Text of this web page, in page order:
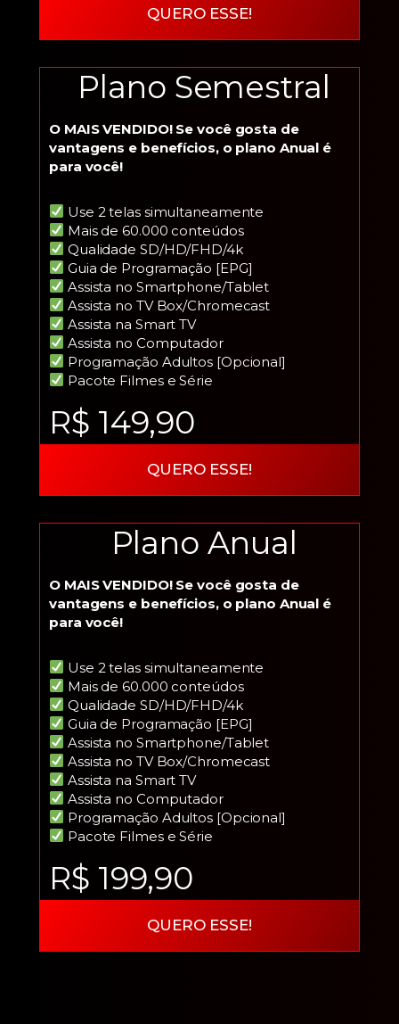
QUERO ESSE!
Plano Semestral
O MAIS VENDIDO! Se você gosta de
vantagens e benefícios, o plano Anual é
para você!
Use 2 telas simultaneamente
Mais de 60.000 conteúdos
Qualidade SD/HD/FHD/4k
Guia de Programação [EPG]
Assista no Smartphone/Tablet
Assista no TV Box/Chromecast
Assista na Smart TV
Assista no Computador
Programação Adultos [Opcional]
Pacote Filmes e Série
R$ 149,90
QUERO ESSE!
Plano Anual
O MAIS VENDIDO! Se você gosta de
vantagens e benefícios, o plano Anual é
para você!
Use 2 telas simultaneamente
Mais de 60.000 conteúdos
Qualidade SD/HD/FHD/4k
Guia de Programação [EPG]
Assista no Smartphone/Tablet
Assista no TV Box/Chromecast
Assista na Smart TV
Assista no Computador
Programação Adultos [Opcional]
Pacote Filmes e Série
R$ 199,90
QUERO ESSE!